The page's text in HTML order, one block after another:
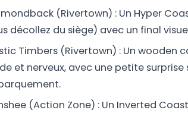
(Rivertown) : Un Hyper
décollez du siège) avec un final
Timbers (Rivertown) : Un wooden
et nerveux, avec une petite
(Action Zone) : Un Inverted